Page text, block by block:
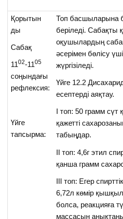
Қорытын
ды
Сабақ
1102-1105
соңындағы
рефлексия:
Үйге
тапсырма:
Топ басшыларына
беріледі. Сабақты
оқушылардың
әсерімен бөлісу
жүргізіледі.
Үйге 12.2
есептерді аяқтау.
І топ: 50 грамм
қажетті
табыңдар.
ІІ топ: 4,6г этил
қанша грамм
ІІІ топ: Егер
6,72л көмір қышқыл
болса, реакцияға
массасын